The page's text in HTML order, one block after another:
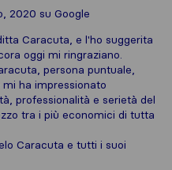
2020 su Google
Caracuta, e l'ho suggerita
oggi mi ringraziano.
persona puntuale,
ha impressionato
professionalità e serietà del
tra i più economici di tutta
Caracuta e tutti i suoi